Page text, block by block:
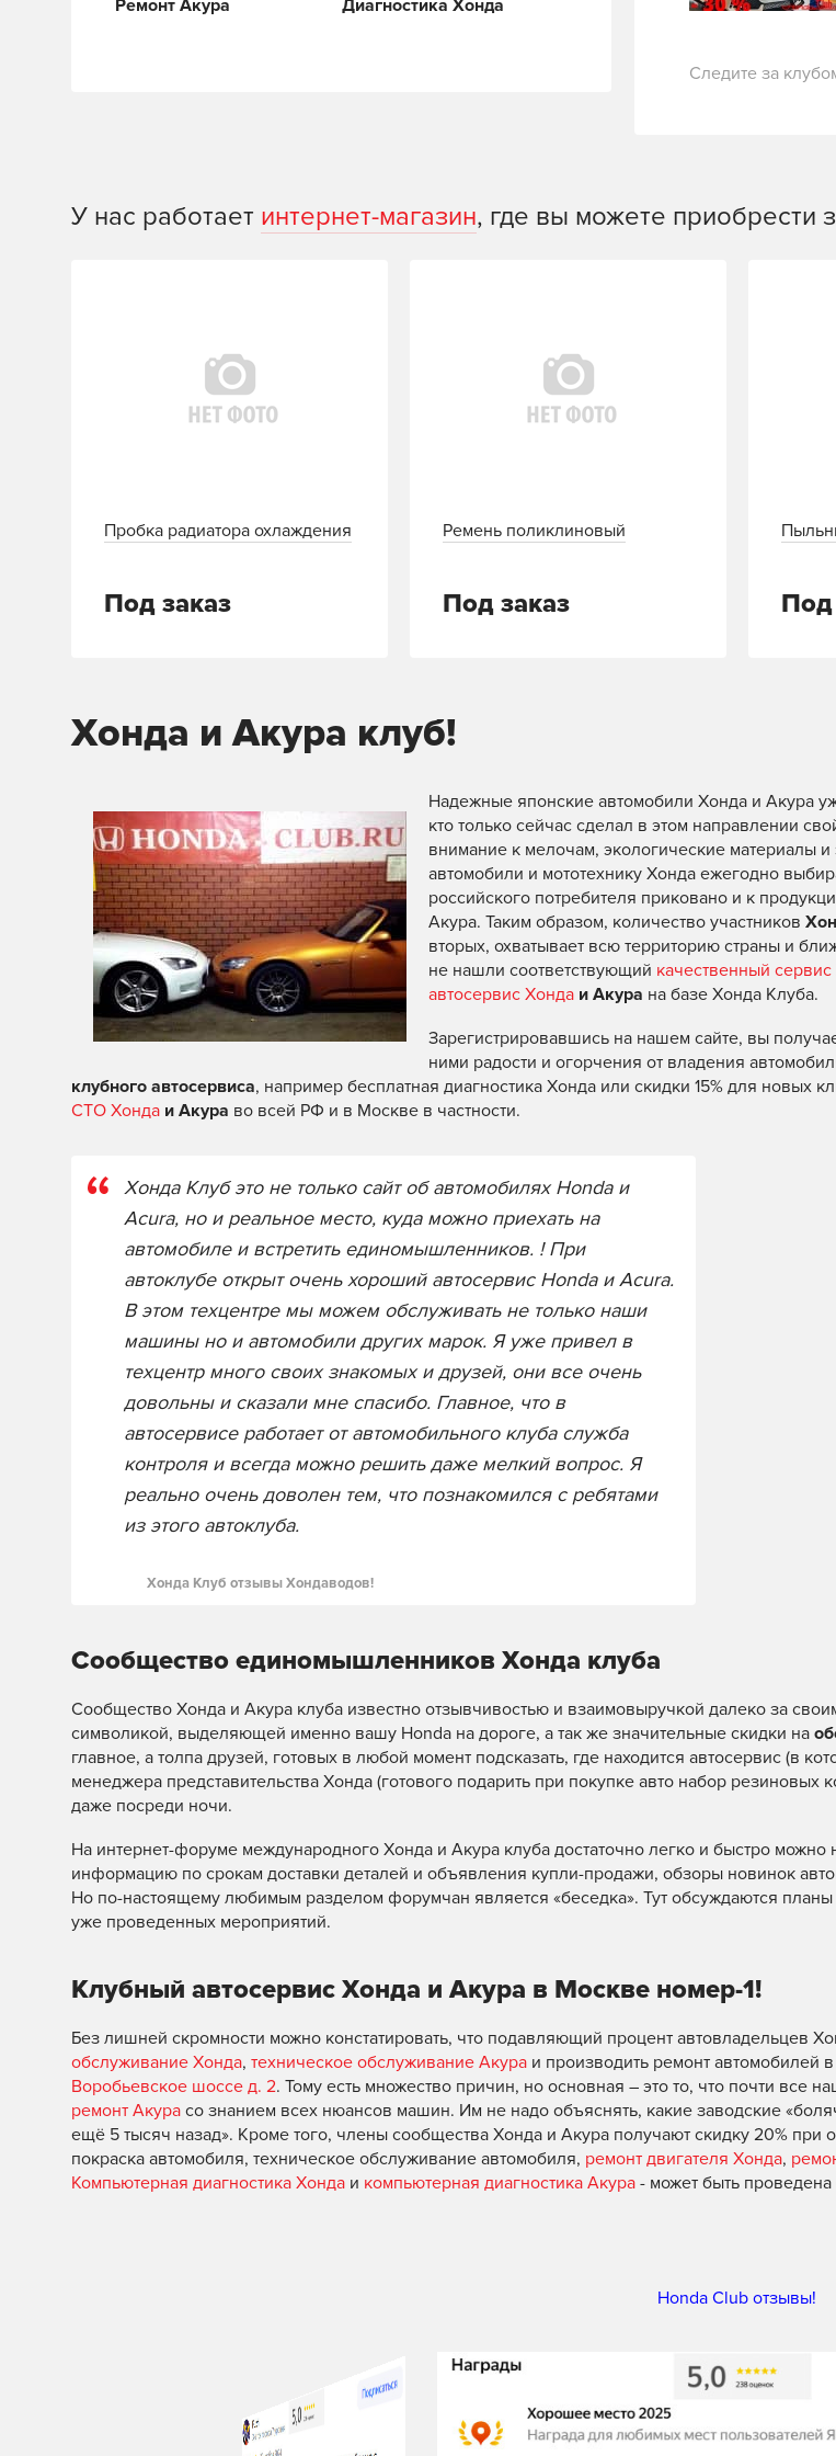
Ремонт Акура Диагностика Хонда
Следите за
У нас работает интернет-магазин, где вы можете приобрести
Пробка радиатора охлаждения
Под заказ
Ремень поликлиновый
Под заказ Под
Хонда и Акура клуб!
Надежные японские автомобили Хонда и Акура
кто только сейчас сделал в этом направлении
внимание к мелочам, экологические материалы
автомобили и мототехнику Хонда ежегодно
российского потребителя приковано и к
Акура. Таким образом, количество участников
вторых, охватывает всю территорию страны и
не нашли соответствующий качественный
автосервис Хонда и Акура на базе Хонда Клуба.
Зарегистрировавшись на нашем сайте, вы
ними радости и огорчения от владения
клубного автосервиса, например бесплатная диагностика Хонда или скидки 15% для
СТО Хонда и Акура во всей РФ и в Москве в частности.
Хонда Клуб это не только сайт об автомобилях Honda и
Acura, но и реальное место, куда можно приехать на
автомобиле и встретить единомышленников. ! При
автоклубе открыт очень хороший автосервис Honda и Acura.
В этом техцентре мы можем обслуживать не только наши
машины но и автомобили других марок. Я уже привел в
техцентр много своих знакомых и друзей, они все очень
довольны и сказали мне спасибо. Главное, что в
автосервисе работает от автомобильного клуба служба
контроля и всегда можно решить даже мелкий вопрос. Я
реально очень доволен тем, что познакомился с ребятами
из этого автоклуба.
Хонда Клуб отзывы Хондаводов!
Сообщество единомышленников Хонда клуба
Сообщество Хонда и Акура клуба известно отзывчивостью и взаимовыручкой далеко за
символикой, выделяющей именно вашу Honda на дороге, а так же значительные скидки на
главное, а толпа друзей, готовых в любой момент подсказать, где находится автосервис (в
менеджера представительства Хонда (готового подарить при покупке авто набор
даже посреди ночи.
На интернет-форуме международного Хонда и Акура клуба достаточно легко и быстро можно
информацию по срокам доставки деталей и объявления купли-продажи, обзоры новинок
Но по-настоящему любимым разделом форумчан является «беседка». Тут обсуждаются
уже проведенных мероприятий.
Клубный автосервис Хонда и Акура в Москве номер-1!
Без лишней скромности можно констатировать, что подавляющий процент автовладельцев
обслуживание Хонда, техническое обслуживание Акура и производить ремонт автомобилей
Воробьевское шоссе д. 2. Тому есть множество причин, но основная – это то, что почти все
ремонт Акура со знанием всех нюансов машин. Им не надо объяснять, какие заводские
ещё 5 тысяч назад». Кроме того, члены сообщества Хонда и Акура получают скидку 20%
покраска автомобиля, техническое обслуживание автомобиля, ремонт двигателя Хонда,
Компьютерная диагностика Хонда и компьютерная диагностика Акура - может быть
Honda Club отзывы!